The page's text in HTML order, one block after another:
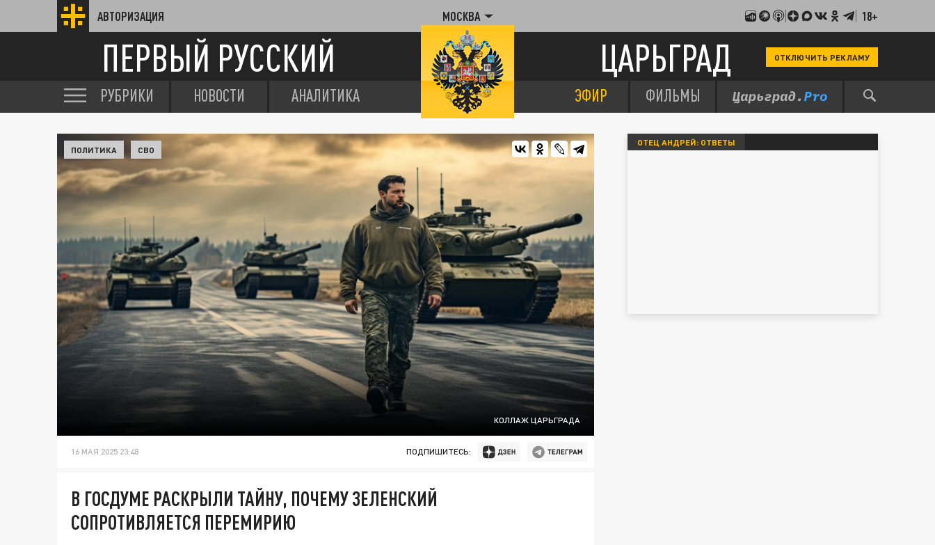
АВТОРИЗАЦИЯ МОСКВА 18+
ПЕРВЫЙ РУССКИЙ ЦАРЬГРАД ОТКЛЮЧИТЬ РЕКЛАМУ
РУБРИКИ НОВОСТИ АНАЛИТИКА ЭФИР ФИЛЬМЫ
КОЛЛАЖ ЦАРЬГРАДА
ПОЛИТИКА СВО
16 МАЯ 2025 23:48 ПОДПИШИТЕСЬ:
В ГОСДУМЕ РАСКРЫЛИ ТАЙНУ, ПОЧЕМУ ЗЕЛЕНСКИЙ
СОПРОТИВЛЯЕТСЯ ПЕРЕМИРИЮ
ОТЕЦ АНДРЕЙ: ОТВЕТЫ